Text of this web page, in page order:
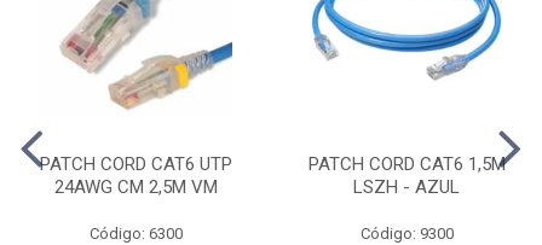
PATCH CORD CAT6 UTP
24AWG CM 2,5M VM
Código: 6300
PATCH CORD CAT6 1,5M
LSZH - AZUL
Código: 9300